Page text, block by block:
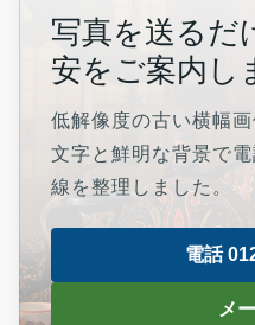
写真を送るだ
安をご案内し
低解像度の古い横幅
文字と鮮明な背景で
線を整理しました。
電話
メ